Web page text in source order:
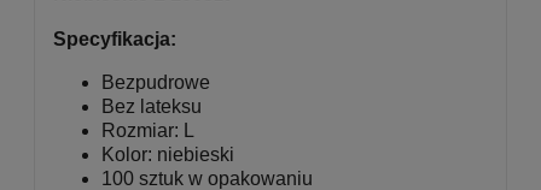
Specyfikacja:
Bezpudrowe
Bez lateksu
Rozmiar: L
Kolor: niebieski
100 sztuk w opakowaniu